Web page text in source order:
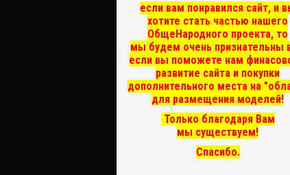
если вам понравился сайт, и
хотите стать частью нашего
ОбщеНародного проекта, то
мы будем очень признательны
если вы поможете нам
развитие сайта и покупки
дополнительного места на
для размещения моделей!
Только благодаря Вам
мы существуем!
Спасибо.